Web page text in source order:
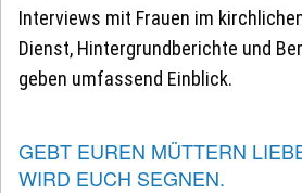
Interviews mit Frauen im
Dienst, Hintergrundberichte und
geben umfassend Einblick.
GEBT EUREN MÜTTERN
WIRD EUCH SEGNEN.